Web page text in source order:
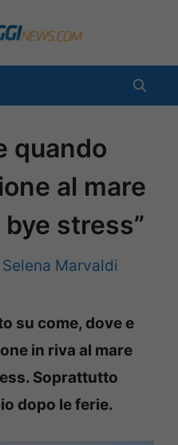
quando
al mare
stress”
Selena Marvaldi
su come, dove e
in riva al mare
Soprattutto
dopo le ferie.